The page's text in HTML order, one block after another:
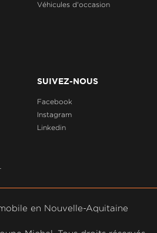
Véhicules d'occasion
SUIVEZ-NOUS
Facebook
Instagram
Linkedin
en Nouvelle-Aquitaine